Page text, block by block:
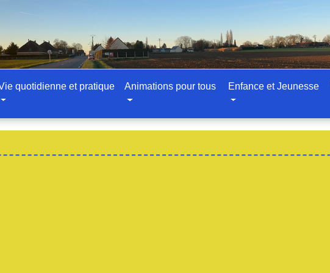
quotidienne et pratique Animations pour tous Enfance et Jeunesse